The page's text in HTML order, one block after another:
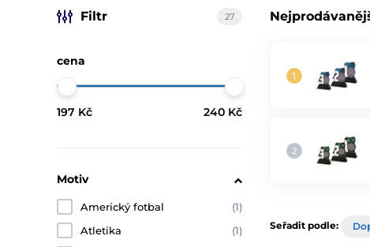
Filtr 27
cena
197 Kč 240 Kč
Motiv
Americký fotbal
(1)
Atletika
(1)
Seřadit podle: